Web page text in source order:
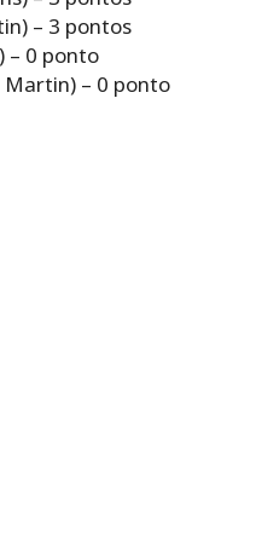
– 3 pontos
– 0 ponto
– 0 ponto